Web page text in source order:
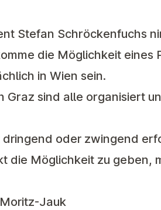
Stefan Schröckenfuchs
die Möglichkeit eines
in Wien sein.
Graz sind alle organisiert
oder zwingend
die Möglichkeit zu geben,
Jauk